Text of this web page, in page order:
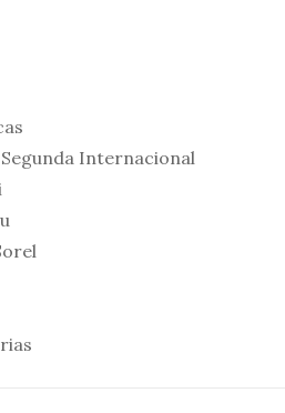
Internacional